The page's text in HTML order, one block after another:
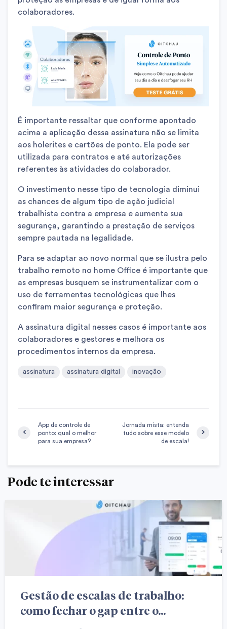
colaboradores.
É importante ressaltar que conforme apontado
acima a aplicação dessa assinatura não se limita
aos holerites e cartões de ponto. Ela pode ser
utilizada para contratos e até autorizações
referentes às atividades do colaborador.
O investimento nesse tipo de tecnologia diminui
as chances de algum tipo de ação judicial
trabalhista contra a empresa e aumenta sua
segurança, garantindo a prestação de serviços
sempre pautada na legalidade.
Para se adaptar ao novo normal que se ilustra pelo
trabalho remoto no home Office é importante que
as empresas busquem se instrumentalizar com o
uso de ferramentas tecnológicas que lhes
confiram maior segurança e proteção.
A assinatura digital nesses casos é importante aos
colaboradores e gestores e melhora os
procedimentos internos da empresa.
assinatura assinatura digital inovação
App de controle de
ponto: qual o melhor
para sua empresa?
Jornada mista: entenda
tudo sobre esse modelo
de escala!
Pode te interessar
Gestão de escalas de trabalho:
como fechar o gap entre o...